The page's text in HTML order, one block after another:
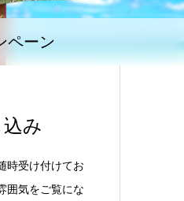
ペーン
み
時受け付けてお
囲気をご覧にな